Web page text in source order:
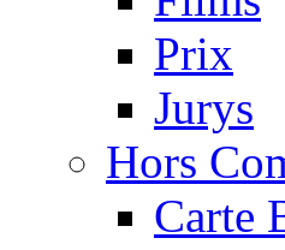
Prix
Jurys
Hors
Carte